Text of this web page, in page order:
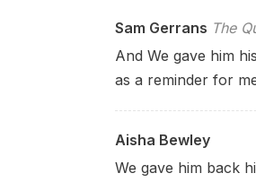
Sam Gerrans The
And We gave him
as a reminder for
Aisha Bewley
We gave him back